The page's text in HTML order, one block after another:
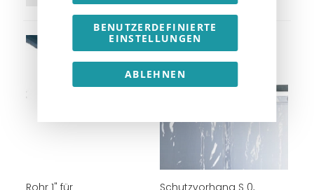
BENUTZERDEFINIERTE
EINSTELLUNGEN
ABLEHNEN
Rohr 1" für Schutzvorhang S 0,